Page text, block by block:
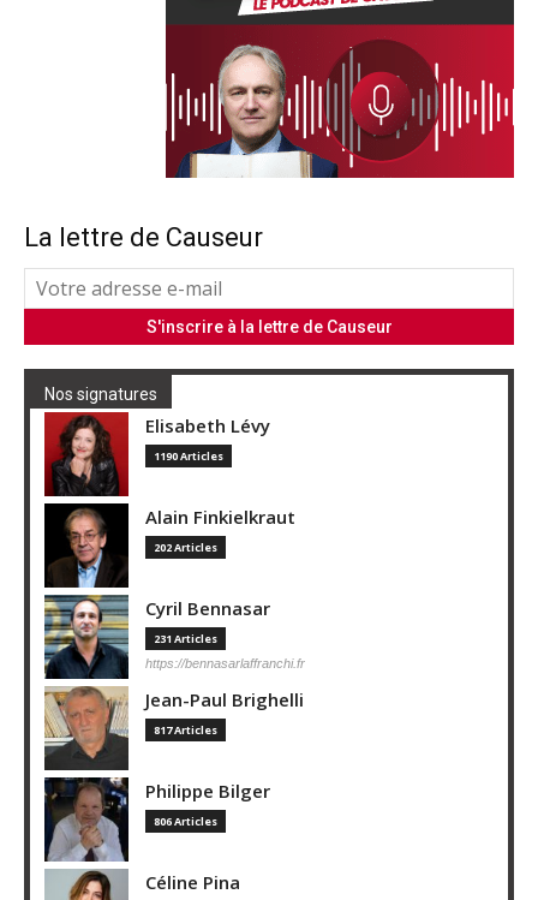
La lettre de Causeur
Nos signatures
Elisabeth Lévy
1190 Articles
Alain Finkielkraut
202 Articles
Cyril Bennasar
231 Articles
https://bennasarlaffranchi.fr
Jean-Paul Brighelli
817 Articles
Philippe Bilger
806 Articles
Céline Pina